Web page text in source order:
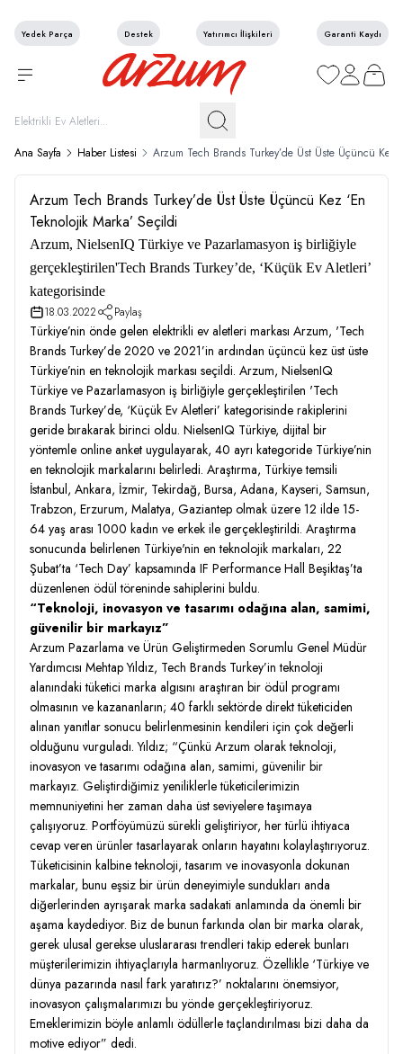
Yedek Parça Destek Yatırımcı İlişkileri Garanti Kaydı
Favorilerim
Hesabım
Sepetim
Ana Sayfa Haber Listesi Arzum Tech Brands Turkey’de Üst Üste Üçüncü Kez
Arzum Tech Brands Turkey’de Üst Üste Üçüncü Kez ‘En
Teknolojik Marka’ Seçildi
Arzum, NielsenIQ Türkiye ve Pazarlamasyon iş birliğiyle
gerçekleştirilen'Tech Brands Turkey’de, ‘Küçük Ev Aletleri’
kategorisinde
18.03.2022 Paylaş
Türkiye’nin önde gelen elektrikli ev aletleri markası Arzum, 'Tech
Brands Turkey’de 2020 ve 2021’in ardından üçüncü kez üst üste
Türkiye’nin en teknolojik markası seçildi. Arzum, NielsenIQ
Türkiye ve Pazarlamasyon iş birliğiyle gerçekleştirilen 'Tech
Brands Turkey’de, ‘Küçük Ev Aletleri’ kategorisinde rakiplerini
geride bırakarak birinci oldu. NielsenIQ Türkiye, dijital bir
yöntemle online anket uygulayarak, 40 ayrı kategoride Türkiye’nin
en teknolojik markalarını belirledi. Araştırma, Türkiye temsili
İstanbul, Ankara, İzmir, Tekirdağ, Bursa, Adana, Kayseri, Samsun,
Trabzon, Erzurum, Malatya, Gaziantep olmak üzere 12 ilde 15-
64 yaş arası 1000 kadın ve erkek ile gerçekleştirildi. Araştırma
sonucunda belirlenen Türkiye'nin en teknolojik markaları, 22
Şubat’ta ‘Tech Day’ kapsamında IF Performance Hall Beşiktaş’ta
düzenlenen ödül töreninde sahiplerini buldu.
“Teknoloji, inovasyon ve tasarımı odağına alan, samimi,
güvenilir bir markayız”
Arzum Pazarlama ve Ürün Geliştirmeden Sorumlu Genel Müdür
Yardımcısı Mehtap Yıldız, Tech Brands Turkey’in teknoloji
alanındaki tüketici marka algısını araştıran bir ödül programı
olmasının ve kazananların; 40 farklı sektörde direkt tüketiciden
alınan yanıtlar sonucu belirlenmesinin kendileri için çok değerli
olduğunu vurguladı. Yıldız; “Çünkü Arzum olarak teknoloji,
inovasyon ve tasarımı odağına alan, samimi, güvenilir bir
markayız. Geliştirdiğimiz yeniliklerle tüketicilerimizin
memnuniyetini her zaman daha üst seviyelere taşımaya
çalışıyoruz. Portföyümüzü sürekli geliştiriyor, her türlü ihtiyaca
cevap veren ürünler tasarlayarak onların hayatını kolaylaştırıyoruz.
Tüketicisinin kalbine teknoloji, tasarım ve inovasyonla dokunan
markalar, bunu eşsiz bir ürün deneyimiyle sundukları anda
diğerlerinden ayrışarak marka sadakati anlamında da önemli bir
aşama kaydediyor. Biz de bunun farkında olan bir marka olarak,
gerek ulusal gerekse uluslararası trendleri takip ederek bunları
müşterilerimizin ihtiyaçlarıyla harmanlıyoruz. Özellikle ‘Türkiye ve
dünya pazarında nasıl fark yaratırız?’ noktalarını önemsiyor,
inovasyon çalışmalarımızı bu yönde gerçekleştiriyoruz.
Emeklerimizin böyle anlamlı ödüllerle taçlandırılması bizi daha da
motive ediyor” dedi.